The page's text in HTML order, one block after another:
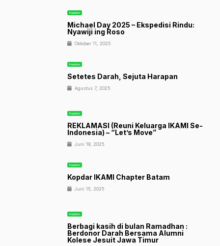
Kegiatan
Michael Day 2025 – Ekspedisi Rindu:
Nyawiji ing Roso
Oktober 11, 2025
Kegiatan
Setetes Darah, Sejuta Harapan
Agustus 7, 2025
Kegiatan
REKLAMASI (Reuni Keluarga IKAMI Se-
Indonesia) – “Let’s Move”
Juni 19, 2025
Kegiatan
Kopdar IKAMI Chapter Batam
Juni 15, 2025
Kegiatan
Berbagi kasih di bulan Ramadhan :
Berdonor Darah Bersama Alumni
Kolese Jesuit Jawa Timur